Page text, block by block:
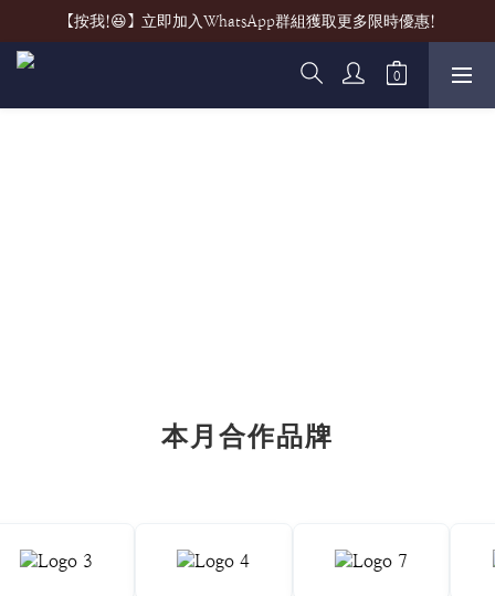
【按我!😆】立即加入WhatsApp群組獲取更多限時優惠!
本月合作品牌